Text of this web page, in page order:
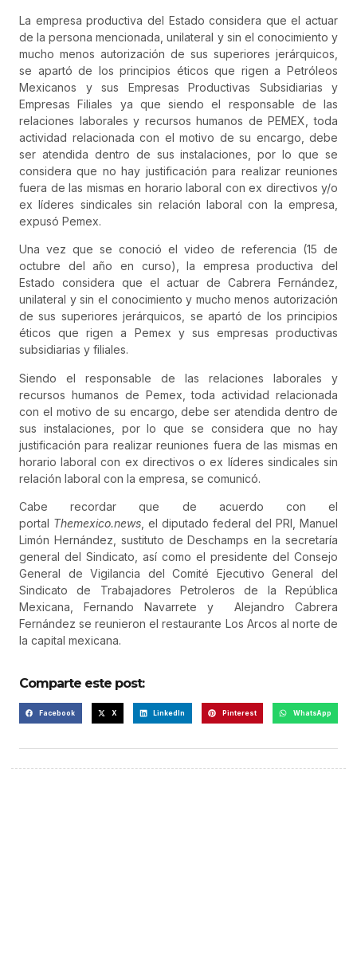
La empresa productiva del Estado considera que el actuar
de la persona mencionada, unilateral y sin el conocimiento y
mucho menos autorización de sus superiores jerárquicos,
se apartó de los principios éticos que rigen a Petróleos
Mexicanos y sus Empresas Productivas Subsidiarias y
Empresas Filiales ya que siendo el responsable de las
relaciones laborales y recursos humanos de PEMEX, toda
actividad relacionada con el motivo de su encargo, debe
ser atendida den​tro de sus instalaciones, por lo que se
considera que no hay justificación para realizar reuniones
fuera de las mismas en horario laboral con ex directivos y/o
ex líderes sindicales sin relación laboral con la empresa,
expusó Pemex.
Una vez que se conoció el video de referencia (15 de
octubre del año en curso), la empresa productiva del
Estado considera que el actuar de Cabrera Fernández,
unilateral y sin el conocimiento y mucho menos autorización
de sus superiores jerárquicos, se apartó de los principios
éticos que rigen a Pemex y sus empresas productivas
subsidiarias y filiales.
Siendo el responsable de las relaciones laborales y
recursos humanos de Pemex, toda actividad relacionada
con el motivo de su encargo, debe ser atendida dentro de
sus instalaciones, por lo que se considera que no hay
justificación para realizar reuniones fuera de las mismas en
horario laboral con ex directivos o ex líderes sindicales sin
relación laboral con la empresa, se comunicó.
Cabe recordar que de acuerdo con el
portal Themexico.news , el diputado federal del PRI, Manuel
Limón Hernández, sustituto de Deschamps en la secretaría
general del Sindicato, así como el presidente del Consejo
General de Vigilancia del Comité Ejecutivo General del
Sindicato de Trabajadores Petroleros de la República
Mexicana, Fernando Navarrete y Alejandro Cabrera
Fernández se reunieron el restaurante Los Arcos al norte de
la capital mexicana.
Comparte este post:
Facebook X LinkedIn Pinterest WhatsApp